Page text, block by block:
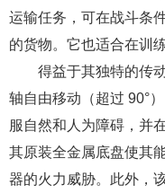
运输任务，可在战斗条
的货物。它也适合在训
得益于其独特的传
轴自由移动（超过 90°
服自然和人为障碍，并
其原装全金属底盘使其
器的火力威胁。此外，